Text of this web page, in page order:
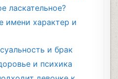
ласкательное?
имени характер и
и брак
и психика